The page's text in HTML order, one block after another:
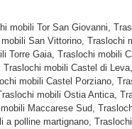
mobili Tor San Giovanni,
San Vittorino, Traslochi
Torre Gaia, Traslochi mobili
mobili Castel di
mobili Castel Porziano,
mobili Ostia Antica,
Maccarese Sud,
polline martignano,